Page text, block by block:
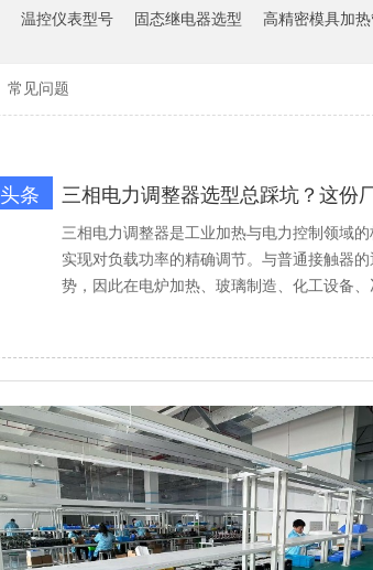
温控仪表型号 固态继电器选型 高精密模具加
常见问题
三相电力调整器选型总踩坑？这份
头条
三相电力调整器是工业加热与电力控制领域
实现对负载功率的精确调节。与普通接触器
势，因此在电炉加热、玻璃制造、化工设备